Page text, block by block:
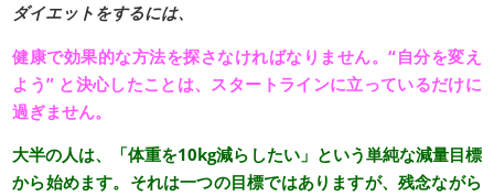
脱毛
ダイエットをするには、
健康で効果的な方法を探さなければなりません。“自分を変え
よう” と決心したことは、スタートラインに立っているだけに
過ぎません。
大半の人は、「体重を10kg減らしたい」という単純な減量目標
から始めます。それは一つの目標ではありますが、残念ながら